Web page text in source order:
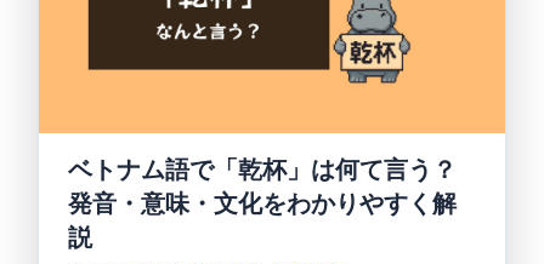
ベトナム語で「乾杯」は何て言う？
発音・意味・文化をわかりやすく解
説